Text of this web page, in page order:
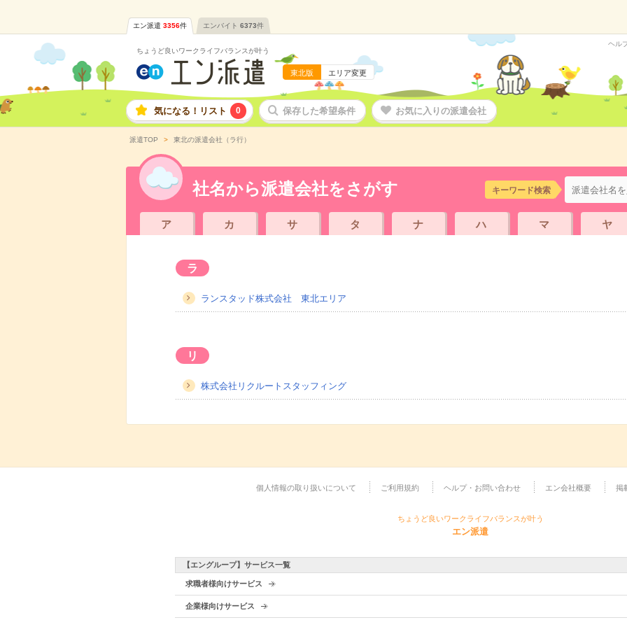
エン派遣 3356件 エンバイト 6373件
ちょうど良いワークライフバランスが叶う
東北版 エリア変更
ヘル
気になる！リスト 0 保存した希望条件 お気に入りの派遣会社
派遣TOP 東北の派遣会社（ラ行）
社名から派遣会社をさがす キーワード検索
ア カ サ タ ナ ハ マ ヤ
ラ
ランスタッド株式会社 東北エリア
リ
株式会社リクルートスタッフィング
個人情報の取り扱いについて ご利用規約 ヘルプ・お問い合わせ エン会社概要 掲
ちょうど良いワークライフバランスが叶う
エン派遣
【エングループ】サービス一覧
求職者様向けサービス
企業様向けサービス